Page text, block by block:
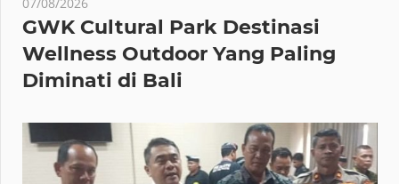
GWK Cultural Park Destinasi
Wellness Outdoor Yang Paling
Diminati di Bali